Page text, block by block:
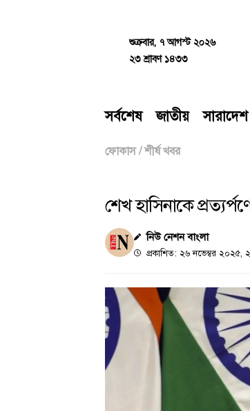
শুক্রবার, ৭ আগস্ট ২০২৬
২৩ শ্রাবণ ১৪৩৩
সর্বশেষ জাতীয় সারাদেশ
ফোকাস / শীর্ষ খবর
শেখ হাসিনাকে
নিউ নেশন বাংলা
প্রকাশিত: ২৬ নভেম্বর ২০২৫,